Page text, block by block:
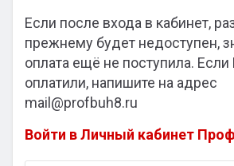
Если после входа в кабинет,
прежнему будет недоступен,
оплата ещё не поступила.
оплатили, напишите на адрес
mail@profbuh8.ru
Войти в Личный кабинет